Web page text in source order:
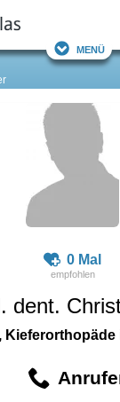
Menü
0 Mal
dent.
Kieferorthopäde